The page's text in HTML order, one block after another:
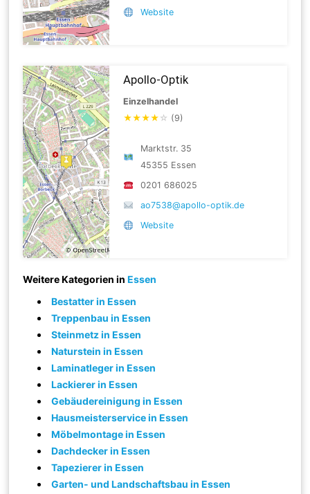
Website
Apollo-Optik
Einzelhandel
★★★★ ☆ (9)
Marktstr. 35
45355 Essen
0201 686025
ao7538@apollo-optik.de
Website
Weitere Kategorien inEssen
Bestatter in Essen
Treppenbau in Essen
Steinmetz in Essen
Naturstein in Essen
Laminatleger in Essen
Lackierer in Essen
Gebäudereinigung in Essen
Hausmeisterservice in Essen
Möbelmontage in Essen
Dachdecker in Essen
Tapezierer in Essen
Garten- und Landschaftsbau in Essen